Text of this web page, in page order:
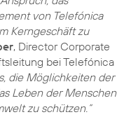
von Telefónica
Kerngeschäft zu
, Director Corporate
bei Telefónica
die Möglichkeiten der
Leben der Menschen
zu schützen.“